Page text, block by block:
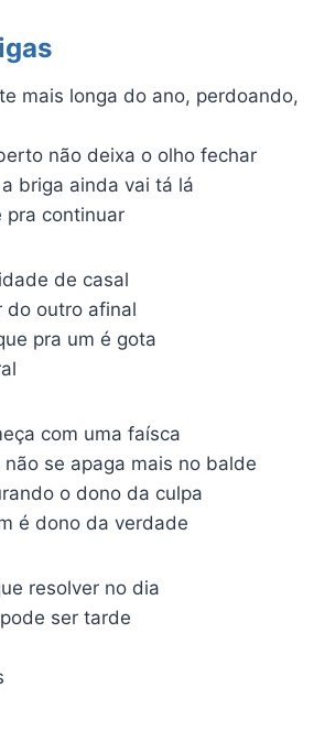
mais longa do ano, perdoando,
não deixa o olho fechar
briga ainda vai tá lá
pra continuar
de casal
do outro afinal
pra um é gota
com uma faísca
se apaga mais no balde
o dono da culpa
é dono da verdade
resolver no dia
ser tarde